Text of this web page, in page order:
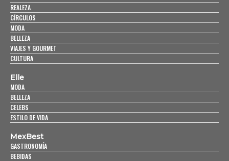
REALEZA
CÍRCULOS
MODA
BELLEZA
VIAJES Y GOURMET
CULTURA
Elle
MODA
BELLEZA
CELEBS
ESTILO DE VIDA
MexBest
GASTRONOMÍA
BEBIDAS